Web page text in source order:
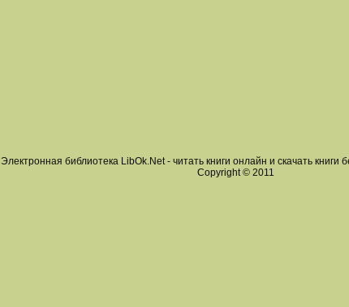
Электронная библиотека LibOk.Net - читать книги онлайн и скачать книги
Copyright © 2011